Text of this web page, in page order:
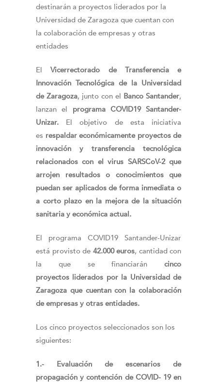
destinarán a proyectos liderados por la
Universidad de Zaragoza que cuentan con
la colaboración de empresas y otras
entidades
ElVicerrectorado de Transferencia e
Innovación Tecnológica de la Universidad
de Zaragoza, junto con el Banco Santander,
lanzan el programa COVID19 Santander-
Unizar. El objetivo de esta iniciativa
es respaldar económicamente proyectos de
innovación y transferencia tecnológica
relacionados con el virus SARSCoV-2 que
arrojen resultados o conocimientos que
puedan ser aplicados de forma inmediata o
a corto plazo en la mejora de la situación
sanitaria y económica actual.
El programa COVID19 Santander-Unizar
está provisto de 42.000 euros, cantidad con
la que se financiarán cinco
proyectos liderados por la Universidad de
Zaragoza que cuentan con la colaboración
de empresas y otras entidades.
Los cinco proyectos seleccionados son los
siguientes:
1.- Evaluación de escenarios de
propagación y contención de COVID- 19 en